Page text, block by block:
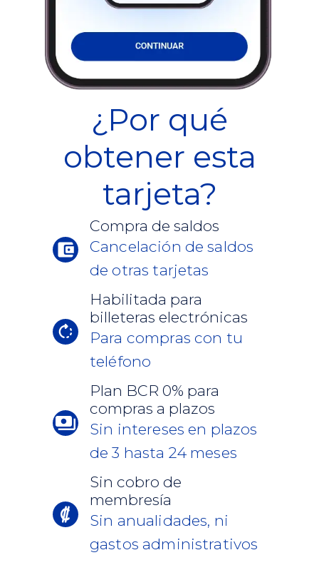
¿Por qué
obtener esta
tarjeta?
Compra de saldos
Cancelación de saldos
de otras tarjetas
Habilitada para
billeteras electrónicas
Para compras con tu
teléfono
Plan BCR 0% para
compras a plazos
Sin intereses en plazos
de 3 hasta 24 meses
Sin cobro de
membresía
Sin anualidades, ni
gastos administrativos